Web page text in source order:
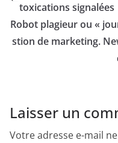
toxications signalées
Robot plagieur ou «
stion de marketing.
Laisser un
Votre adresse e-mail